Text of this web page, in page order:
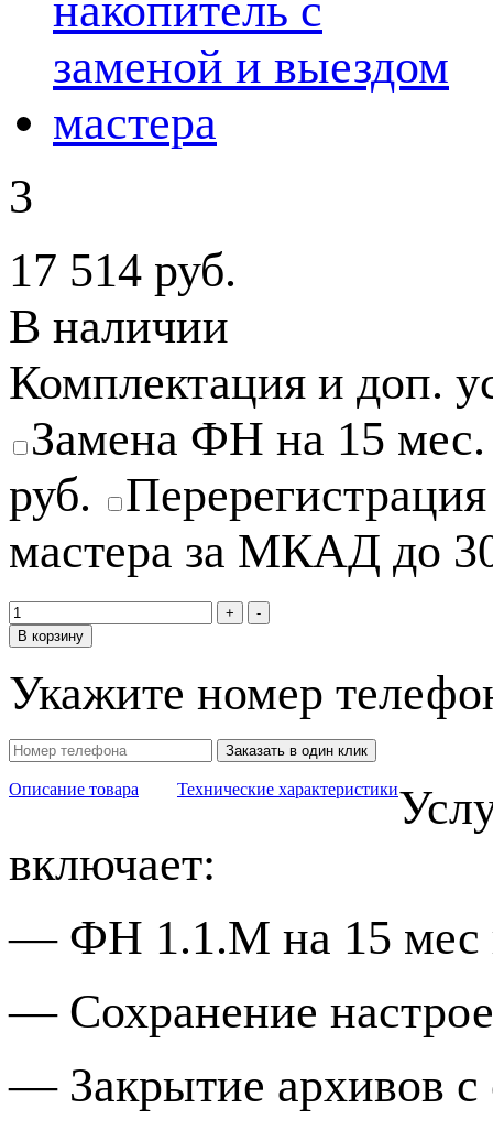
3
17 514 руб.
В наличии
Комплектация и доп.
Замена ФН на 15
руб.
мастера за МКАД до
В корзину
Укажите номер
Заказать в один клик
Описание товара Технические характеристики
включает:
— ФН 1.1.М на 15 мес
— Сохранение
— Закрытие архивов